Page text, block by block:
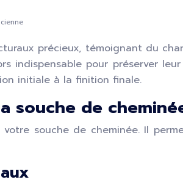
précieux, témoignant du
indispensable pour préserver
initiale à la finition finale.
souche de
souche de cheminée. Il